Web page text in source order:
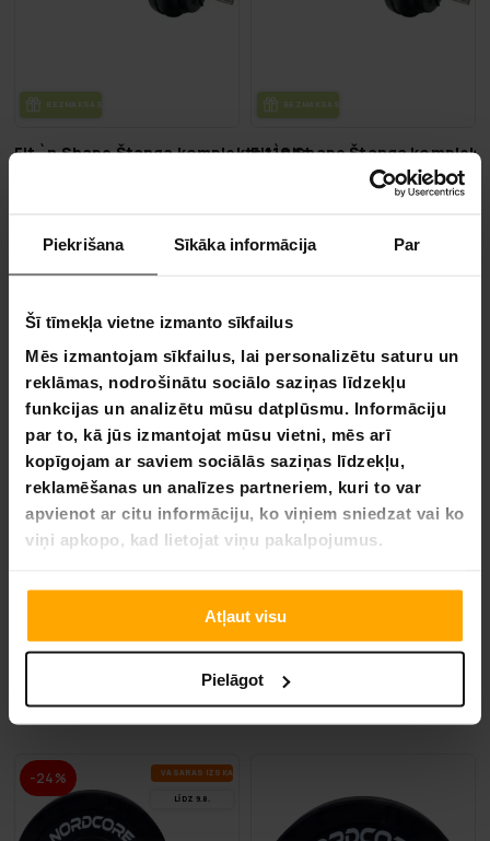
Piekrišana Sīkāka informācija Par
Šī tīmekļa vietne izmanto sīkfailus
Mēs izmantojam sīkfailus, lai personalizētu saturu un
reklāmas, nodrošinātu sociālo saziņas līdzekļu
funkcijas un analizētu mūsu datplūsmu. Informāciju
par to, kā jūs izmantojat mūsu vietni, mēs arī
kopīgojam ar saviem sociālās saziņas līdzekļu,
reklamēšanas un analīzes partneriem, kuri to var
apvienot ar citu informāciju, ko viņiem sniedzat vai ko
viņi apkopo, kad lietojat viņu pakalpojumus.
Atļaut visu
Pielāgot
BEZ­MAK­SAS PIE­GĀ­DE
Fit `n Shape Štanga komplekts 110kg
BEZ­MAK­SAS PIE­GĀ­DE
Fit`n Shape Štanga
Nordcore Štanga komplekts Core Bumper 100kg
Fit'n Shape Štanga
-24% VA­SA­RAS IZ­SKA­ŅA
LĪDZ 9.8.